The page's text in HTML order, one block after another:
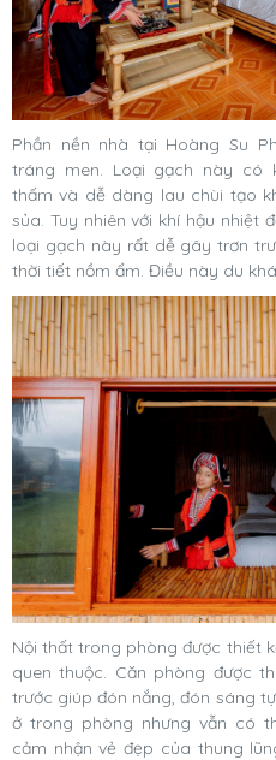
Phần nền nhà tại Hoàng Su
tráng men. Loại gạch này có
thấm và dễ dàng lau chùi tạo
sủa. Tuy nhiên với khí hậu nhiệt
loại gạch này rất dễ gây trơn
thời tiết nồm ẩm. Điều này du
Nội thất trong phòng được thiết
quen thuộc. Căn phòng được
trước giúp đón nắng, đón sáng
ở trong phòng nhưng vẫn có
cảm nhận vẻ đẹp của thung